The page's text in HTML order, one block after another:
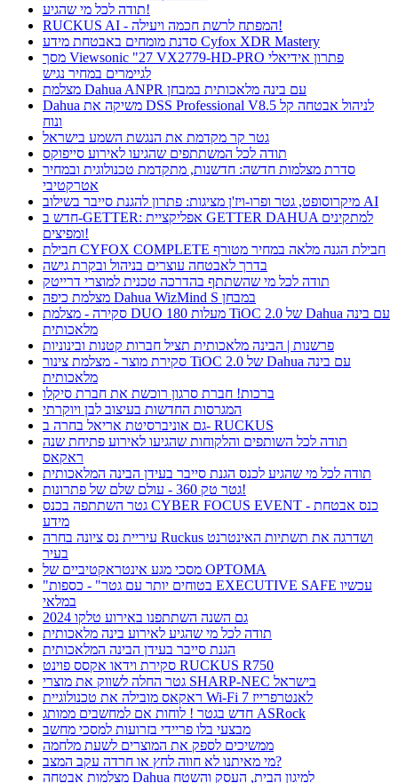
תודה לכל מי שהגיע!
RUCKUS AI - המפתח לרשת חכמה ויעילה!
סדנת מומחים באבטחת מידע Cyfox XDR Mastery
מסך Viewsonic "27 VX2779-HD-PRO פתרון אידיאלי
לגיימרים במחיר נגיש
מצלמת Dahua ANPR עם בינה מלאכותית במבחן
Dahua משיקה את DSS Professional V8.5 לניהול אבטחה קל
ונוח
גטר קר מקדמת את הנגשת השמע בישראל
תודה לכל המשתתפים שהגיעו לאירוע סייפוקס
סדרת מצלמות חדשה: חדשנות, מתקדמת טכנולוגית ובמחיר
אטרקטיבי
מיקרוסופט, גטר ופרו-ויז'ן מציגות: פתרון להגנת סייבר בשילוב AI
חדש ב-GETTER: אפליקציית GETTER DAHUA למתקינים
ומפיצים!
חבילת CYFOX COMPLETE חבילת הגנה מלאה במחיר מטורף
בדרך לאבטחה עוצרים בניהול ובקרת גישה
תודה לכל מי שהשתתף בהדרכה טכנית למוצרי דרייטק
מצלמת כיפה Dahua WizMind S במבחן
סקירה - מצלמת DUO 180 מעלות TiOC 2.0 של Dahua עם בינה
מלאכותית
פרשנות | הבינה מלאכותית תציל חברות קטנות ובינוניות
סקירת מוצר - מצלמת צינור TiOC 2.0 של Dahua עם בינה
מלאכותית
ברכות! חברת סרגון רוכשת את חברת סיקלו
המגרסות החדשות בעיצוב לבן ויוקרתי
גם אוניברסיטת אריאל בחרה ב- RUCKUS
תודה לכל השותפים והלקוחות שהגיעו לאירוע פתיחת שנה
ראקאס
תודה לכל מי שהגיע לכנס הגנת סייבר בעידן הבינה המלאכותית
גטר טק 360 - עולם שלם של פתרונות!
גטר השתתפה בכנס CYBER FOCUS EVENT - כנס אבטחת
מידע
עיריית נס ציונה בחרה Ruckus ושדרגה את תשתיות האינטרנט
בעיר
מסכי מגע אינטראקטיביים של OPTOMA
"בטוחים יותר עם גטר" - כספות EXECUTIVE SAFE עכשיו
במלאי
גם השנה השתתפנו באירוע טלקו 2024
תודה לכל מי שהגיע לאירוע בינה מלאכותית
הגנת סייבר בעידן הבינה המלאכותית
סקירת וידאו אקסס פוינט RUCKUS R750
גטר החלה לשווק את מוצרי SHARP-NEC בישראל
ראקאס מובילה את טכנולוגיית Wi-Fi 7 לאנטרפרייז
חדש בגטר ! לוחות אם למחשבים ממותג ASRock
מבצעי בלו פריידי בזרועות למסכי מחשב
ממשיכים לספק את המוצרים לשעת מלחמה
מי מאיתנו לא חווה לחץ או חרדה עקב המצב?
מצלמות אבטחה Dahua למיגון הבית, העסק והשטח